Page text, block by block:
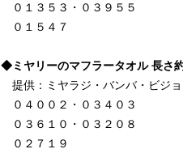
０１３５３・０３９５５
０１５４７
◆ミヤリーのマフラータオル 長さ
提供：ミヤラジ・バンバ・ビジ
０４００２・０３４０３
０３６１０・０３２０８
０２７１９